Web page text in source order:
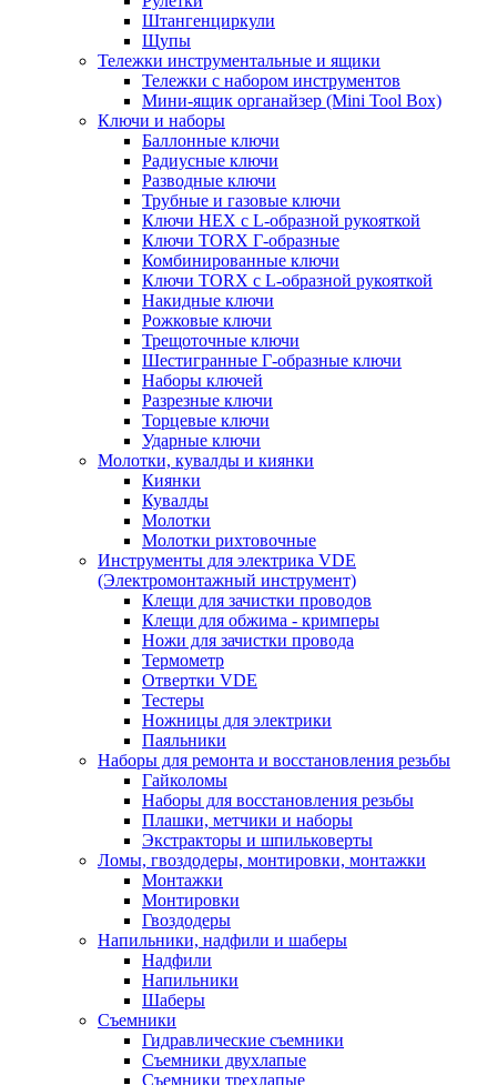
Штангенциркули
Щупы
Тележки инструментальные и ящики
Тележки с набором инструментов
Мини-ящик органайзер (Mini Tool Box)
Ключи и наборы
Баллонные ключи
Радиусные ключи
Разводные ключи
Трубные и газовые ключи
Ключи HEX с L-образной рукояткой
Ключи TORX Г-образные
Комбинированные ключи
Ключи TORX с L-образной рукояткой
Накидные ключи
Рожковые ключи
Трещоточные ключи
Шестигранные Г-образные ключи
Наборы ключей
Разрезные ключи
Торцевые ключи
Ударные ключи
Молотки, кувалды и киянки
Киянки
Кувалды
Молотки
Молотки рихтовочные
Инструменты для электрика VDE
(Электромонтажный инструмент)
Клещи для зачистки проводов
Клещи для обжима - кримперы
Ножи для зачистки провода
Термометр
Отвертки VDE
Тестеры
Ножницы для электрики
Паяльники
Наборы для ремонта и восстановления резьбы
Гайколомы
Наборы для восстановления резьбы
Плашки, метчики и наборы
Экстракторы и шпильковерты
Ломы, гвоздодеры, монтировки, монтажки
Монтажки
Монтировки
Гвоздодеры
Напильники, надфили и шаберы
Надфили
Напильники
Шаберы
Съемники
Гидравлические съемники
Съемники двухлапые
Съемники трехлапые